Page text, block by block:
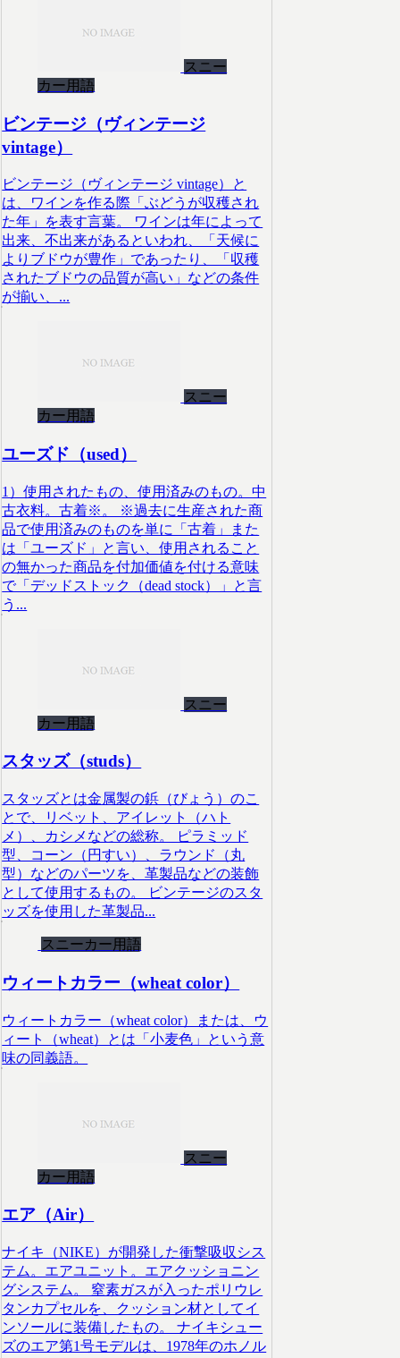
スニー
カー用語
ビンテージ（ヴィンテージ
vintage）
ビンテージ（ヴィンテージ vintage）と
は、ワインを作る際「ぶどうが収穫され
た年」を表す言葉。 ワインは年によって
出来、不出来があるといわれ、「天候に
よりブドウが豊作」であったり、「収穫
されたブドウの品質が高い」などの条件
が揃い、...
スニー
カー用語
ユーズド（used）
1）使用されたもの、使用済みのもの。中
古衣料。古着※。 ※過去に生産された商
品で使用済みのものを単に「古着」また
は「ユーズド」と言い、使用されること
の無かった商品を付加価値を付ける意味
で「デッドストック（dead stock）」と言
う...
スニー
カー用語
スタッズ（studs）
スタッズとは金属製の鋲（びょう）のこ
とで、リベット、アイレット（ハト
メ）、カシメなどの総称。 ピラミッド
型、コーン（円すい）、ラウンド（丸
型）などのパーツを、革製品などの装飾
として使用するもの。 ビンテージのスタ
ッズを使用した革製品...
スニーカー用語
ウィートカラー（wheat color）
ウィートカラー（wheat color）または、ウ
ィート（wheat）とは「小麦色」という意
味の同義語。
スニー
カー用語
エア（Air）
ナイキ（NIKE）が開発した衝撃吸収シス
テム。エアユニット。エアクッショニン
グシステム。 窒素ガスが入ったポリウレ
タンカプセルを、クッション材としてイ
ンソールに装備したもの。 ナイキシュー
ズのエア第1号モデルは、1978年のホノル